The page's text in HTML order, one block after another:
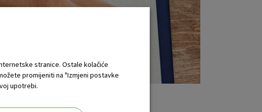
stranice. Ostale kolačiće
promijeniti na "Izmjeni postavke
upotrebi.